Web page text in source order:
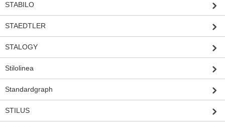
STABILO
STAEDTLER
STALOGY
Stilolinea
Standardgraph
STILUS